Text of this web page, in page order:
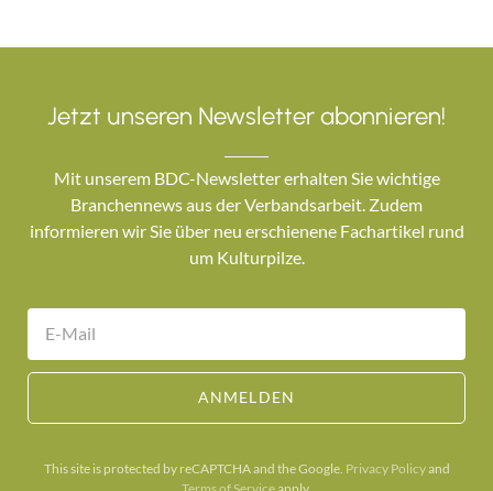
Jetzt unseren Newsletter abonnieren!
Mit unserem BDC-Newsletter erhalten Sie wichtige
Branchennews aus der Verbandsarbeit. Zudem
informieren wir Sie über neu erschienene Fachartikel rund
um Kulturpilze.
ANMELDEN
This site is protected by reCAPTCHA and the Google. Privacy Policyand